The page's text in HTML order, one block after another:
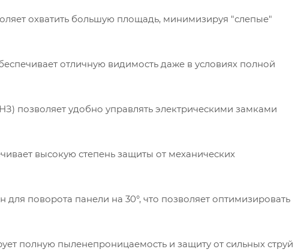
охватить большую площадь, минимизируя "слепые"
отличную видимость даже в условиях полной
позволяет удобно управлять электрическими замками
высокую степень защиты от механических
для поворота панели на 30°, что позволяет оптимизировать
полную пыленепроницаемость и защиту от сильных струй